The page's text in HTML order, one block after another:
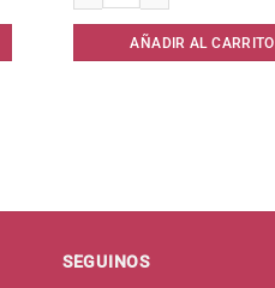
AÑADIR AL CARRITO
SEGUINOS